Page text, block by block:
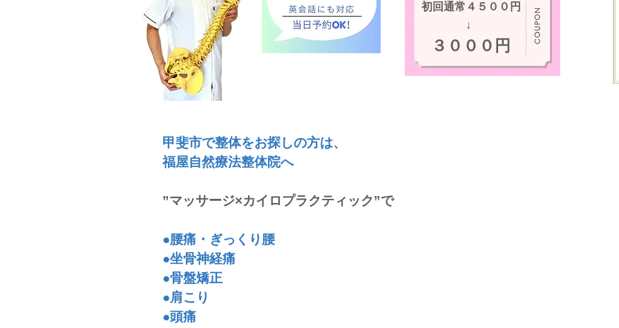
​３０００円
​↓
​初回通常４５００円
甲斐市で整体をお探しの方は、
福屋自然療法整体院へ
”マッサージ×カイロプラクティック”で
●腰痛・ぎっくり腰
●坐骨神経痛
​●骨盤矯正
●肩こり
●頭痛